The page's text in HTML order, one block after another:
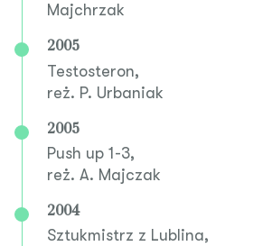
Majchrzak
2005
Testosteron,
reż. P. Urbaniak
2005
Push up 1-3,
reż. A. Majczak
2004
Sztukmistrz z Lublina,